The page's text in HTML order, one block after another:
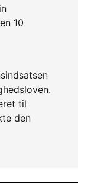
10
til
den